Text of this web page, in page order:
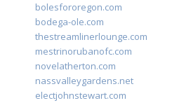
bolesfororegon.com
bodega-ole.com
thestreamlinerlounge.com
mestrinorubanofc.com
novelatherton.com
nassvalleygardens.net
electjohnstewart.com